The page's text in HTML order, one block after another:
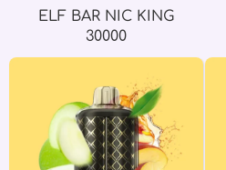
ELF BAR NIC KING
30000